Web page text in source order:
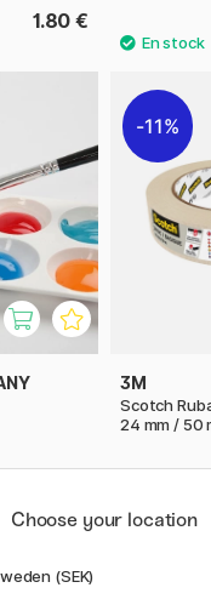
1.80 €
11%
3M
Scotch
24 mm / 50
Choose your location
(SEK)